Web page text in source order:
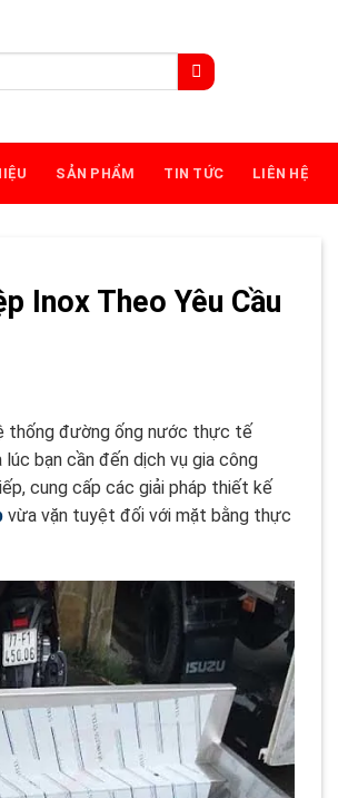
SẢN PHẨM TIN TỨC LIÊN HỆ
Inox Theo Yêu Cầu
thống đường ống nước thực tế
bạn cần đến dịch vụ gia công
cung cấp các giải pháp thiết kế
vừa vặn tuyệt đối với mặt bằng thực